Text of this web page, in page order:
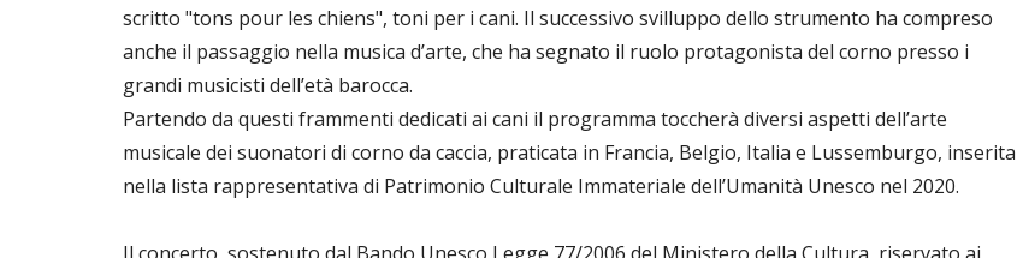
scritto "tons pour les chiens", toni per i cani. Il successivo svilluppo dello strumento ha compreso
anche il passaggio nella musica d’arte, che ha segnato il ruolo protagonista del corno presso i
grandi musicisti dell’età barocca.
Partendo da questi frammenti dedicati ai cani il programma toccherà diversi aspetti dell’arte
musicale dei suonatori di corno da caccia, praticata in Francia, Belgio, Italia e Lussemburgo, inserita
nella lista rappresentativa di Patrimonio Culturale Immateriale dell’Umanità Unesco nel 2020.